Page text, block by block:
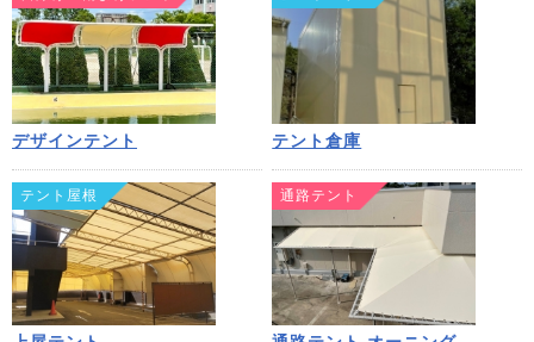
デザインテント テント倉庫
テント屋根 通路テント